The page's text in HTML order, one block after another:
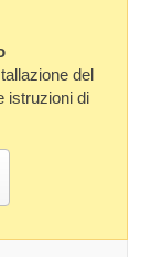
del
istruzioni di